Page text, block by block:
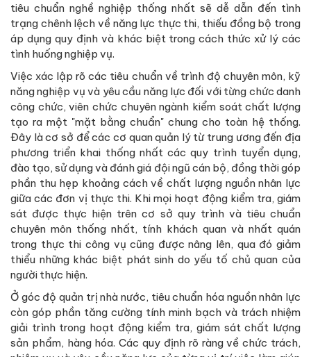
tiêu chuẩn nghề nghiệp thống nhất sẽ dễ dẫn đến tình
trạng chênh lệch về năng lực thực thi, thiếu đồng bộ trong
áp dụng quy định và khác biệt trong cách thức xử lý các
tình huống nghiệp vụ.
Việc xác lập rõ các tiêu chuẩn về trình độ chuyên môn, kỹ
năng nghiệp vụ và yêu cầu năng lực đối với từng chức danh
công chức, viên chức chuyên ngành kiểm soát chất lượng
tạo ra một "mặt bằng chuẩn" chung cho toàn hệ thống.
Đây là cơ sở để các cơ quan quản lý từ trung ương đến địa
phương triển khai thống nhất các quy trình tuyển dụng,
đào tạo, sử dụng và đánh giá đội ngũ cán bộ, đồng thời góp
phần thu hẹp khoảng cách về chất lượng nguồn nhân lực
giữa các đơn vị thực thi. Khi mọi hoạt động kiểm tra, giám
sát được thực hiện trên cơ sở quy trình và tiêu chuẩn
chuyên môn thống nhất, tính khách quan và nhất quán
trong thực thi công vụ cũng được nâng lên, qua đó giảm
thiểu những khác biệt phát sinh do yếu tố chủ quan của
người thực hiện.
Ở góc độ quản trị nhà nước, tiêu chuẩn hóa nguồn nhân lực
còn góp phần tăng cường tính minh bạch và trách nhiệm
giải trình trong hoạt động kiểm tra, giám sát chất lượng
sản phẩm, hàng hóa. Các quy định rõ ràng về chức trách,